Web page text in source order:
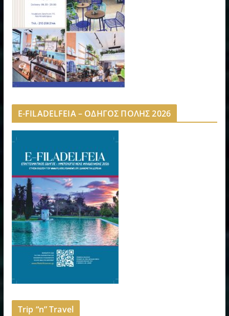
E-FILADELFEIA – ΟΔΗΓΟΣ ΠΟΛΗΣ 2026
Trip “n” Travel